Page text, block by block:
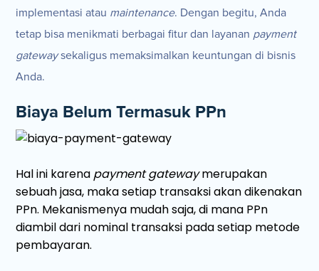
implementasi atau maintenance. Dengan begitu, Anda
tetap bisa menikmati berbagai fitur dan layanan payment
gatewaysekaligus memaksimalkan keuntungan di bisnis
Anda.
Biaya Belum Termasuk PPn
Hal ini karena payment gatewaymerupakan
sebuah jasa, maka setiap transaksi akan dikenakan
PPn. Mekanismenya mudah saja, di mana PPn
diambil dari nominal transaksi pada setiap metode
pembayaran.